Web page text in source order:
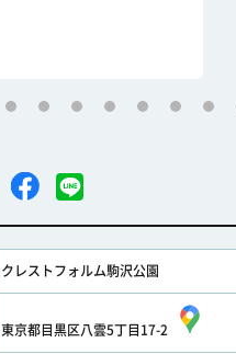
クレストフォルム駒沢公園
東京都目黒区八雲5丁目17-2